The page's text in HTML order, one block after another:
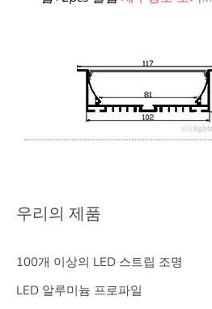
우리의 제품
100개 이상의 LED 스트립 조명
LED 알루미늄 프로파일